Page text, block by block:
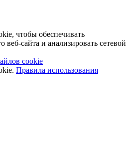
чтобы обеспечивать
сайта и анализировать сетевой
cookie
Правила использования